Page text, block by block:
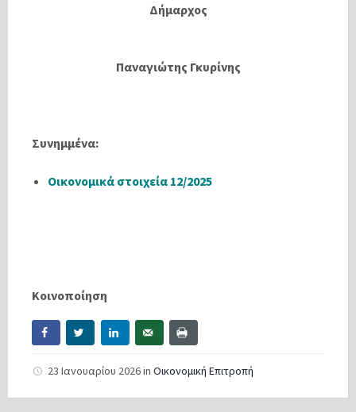
Δήμαρχος
Παναγιώτης Γκυρίνης
Συνημμένα:
Οικονομικά στοιχεία 12/2025
Κοινοποίηση
23 Ιανουαρίου 2026in Οικονομική Επιτροπή